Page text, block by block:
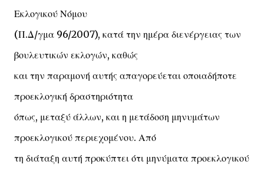
Εκλογικού Νόμου
(Π.Δ/γμα 96/2007), κατά την ημέρα διενέργειας των
βουλευτικών εκλογών, καθώς
και την παραμονή αυτής απαγορεύεται οποιαδήποτε
προεκλογική δραστηριότητα
όπως, μεταξύ άλλων, και η μετάδοση μηνυμάτων
προεκλογικού περιεχομένου. Από
τη διάταξη αυτή προκύπτει ότι μηνύματα προεκλογικού